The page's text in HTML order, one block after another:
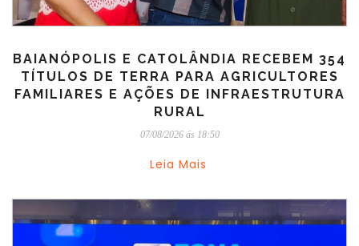
BAIANÓPOLIS E CATOLÂNDIA RECEBEM 354
TÍTULOS DE TERRA PARA AGRICULTORES
FAMILIARES E AÇÕES DE INFRAESTRUTURA
RURAL
07/08/2026 ás 18:50
Leia Mais